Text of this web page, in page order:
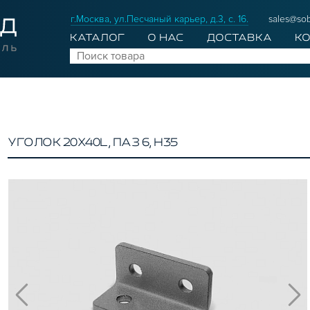
г.Москва, ул.Песчаный карьер, д.3, с. 16.
КАТАЛОГ О НАС ДОСТАВКА
УГОЛОК 20Х40L, ПАЗ 6, H35